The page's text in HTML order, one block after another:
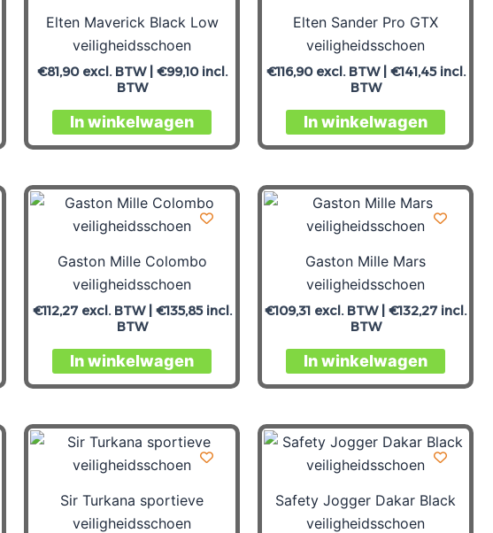
Elten Maverick Black Low
veiligheidsschoen
€81,90excl. BTW | €99,10incl.
BTW
In winkelwagen
Elten Sander Pro GTX
veiligheidsschoen
€116,90excl. BTW | €141,45incl.
BTW
In winkelwagen
Gaston Mille Colombo
veiligheidsschoen
€112,27excl. BTW | €135,85incl.
BTW
In winkelwagen
Gaston Mille Mars
veiligheidsschoen
€109,31 excl. BTW | €132,27 incl.
BTW
In winkelwagen
Sir Turkana sportieve
veiligheidsschoen
Safety Jogger Dakar Black
veiligheidsschoen